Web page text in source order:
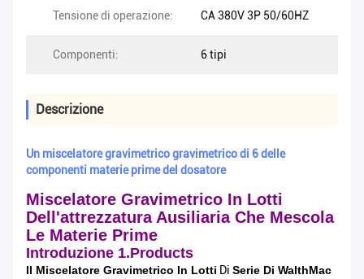
Tensione di operazione: CA 380V 3P 50/60HZ
Componenti: 6 tipi
Descrizione
Un miscelatore gravimetrico gravimetrico di 6 delle
componenti materie prime del dosatore
Miscelatore Gravimetrico In Lotti
Dell'attrezzatura Ausiliaria Che Mescola
Le Materie Prime
Introduzione 1.Products
Il Miscelatore Gravimetrico In Lotti Di Serie Di WalthMac